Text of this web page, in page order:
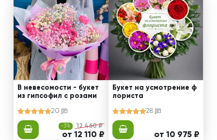
В невесомости - букет
из гипсофил с розами
20
-3% 12 460 ₽
от 12 110 ₽
Букет на усмотрение ф
лориста
28
от 10 975 ₽